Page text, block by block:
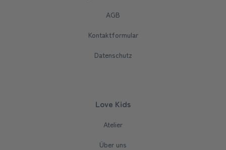
AGB
Kontaktformular
Datenschutz
Love Kids
Atelier
Über uns